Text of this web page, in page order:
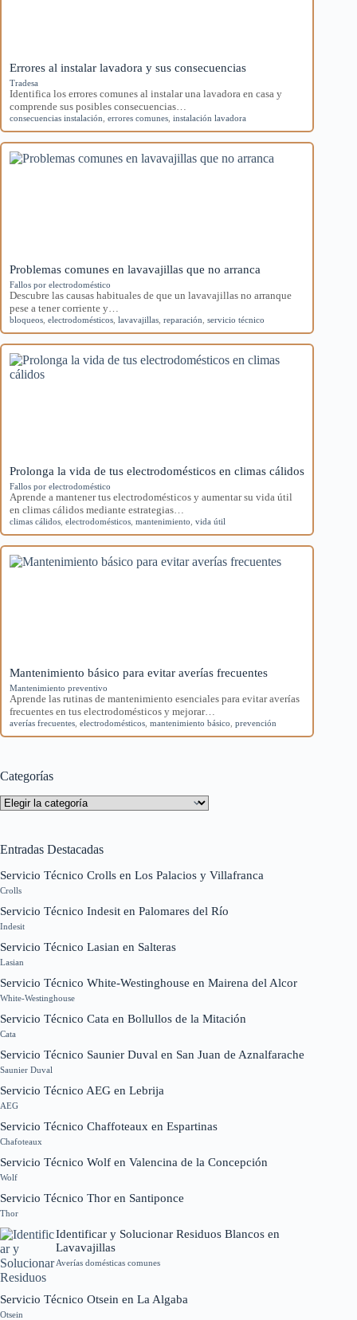
Errores al instalar lavadora y sus consecuencias
Tradesa
Identifica los errores comunes al instalar una lavadora en casa y
comprende sus posibles consecuencias…
consecuencias instalación errores comunes instalación lavadora
Problemas comunes en lavavajillas que no arranca
Fallos por electrodoméstico
Descubre las causas habituales de que un lavavajillas no arranque
pese a tener corriente y…
bloqueos electrodomésticos lavavajillas reparación servicio técnico
Prolonga la vida de tus electrodomésticos en climas cálidos
Fallos por electrodoméstico
Aprende a mantener tus electrodomésticos y aumentar su vida útil
en climas cálidos mediante estrategias…
climas cálidos electrodomésticos mantenimiento vida útil
Mantenimiento básico para evitar averías frecuentes
Mantenimiento preventivo
Aprende las rutinas de mantenimiento esenciales para evitar averías
frecuentes en tus electrodomésticos y mejorar…
averías frecuentes electrodomésticos mantenimiento básico prevención
Categorías
Categorías
Entradas Destacadas
Servicio Técnico Crolls en Los Palacios y Villafranca
Crolls
Servicio Técnico Indesit en Palomares del Río
Indesit
Servicio Técnico Lasian en Salteras
Lasian
Servicio Técnico White-Westinghouse en Mairena del Alcor
White-Westinghouse
Servicio Técnico Cata en Bollullos de la Mitación
Cata
Servicio Técnico Saunier Duval en San Juan de Aznalfarache
Saunier Duval
Servicio Técnico AEG en Lebrija
AEG
Servicio Técnico Chaffoteaux en Espartinas
Chafoteaux
Servicio Técnico Wolf en Valencina de la Concepción
Wolf
Servicio Técnico Thor en Santiponce
Thor
Identificar y Solucionar Residuos Blancos en
Lavavajillas
Averías domésticas comunes
Servicio Técnico Otsein en La Algaba
Otsein